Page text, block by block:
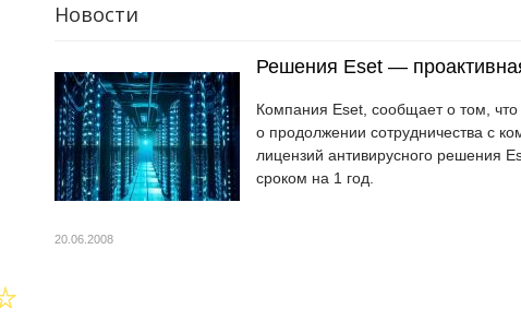
Новости
Решения Eset —
Компания Eset, сообщает о том,
о продолжении сотрудничества с
лицензий антивирусного решения
сроком на 1 год.
20.06.2008